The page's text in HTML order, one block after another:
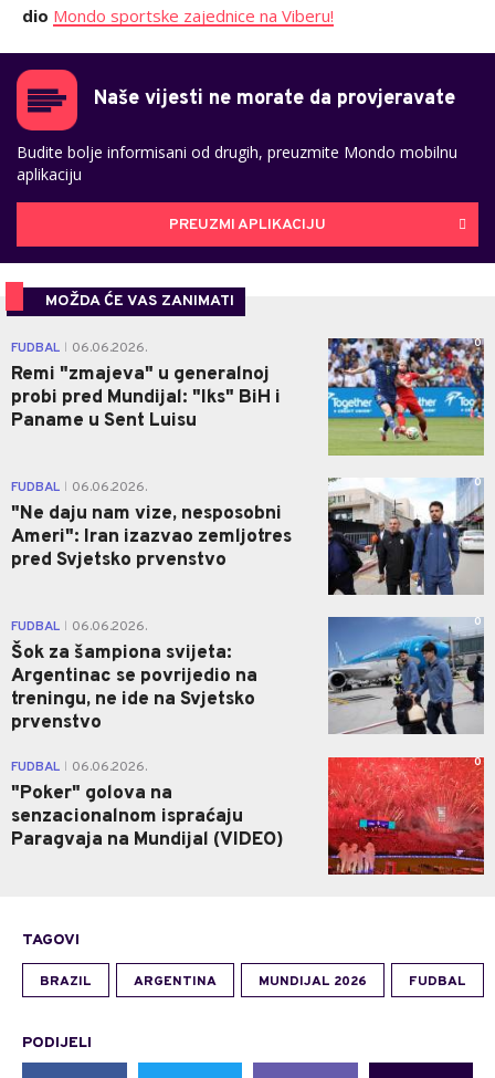
dio Mondo sportske zajednice na Viberu!
Naše vijesti ne morate da provjeravate
Budite bolje informisani od drugih, preuzmite Mondo mobilnu
aplikaciju
PREUZMI APLIKACIJU
MOŽDA ĆE VAS ZANIMATI
FUDBAL 06.06.2026.
Remi "zmajeva" u generalnoj
probi pred Mundijal: "Iks" BiH i
Paname u Sent Luisu
0
FUDBAL 06.06.2026.
"Ne daju nam vize, nesposobni
Ameri": Iran izazvao zemljotres
pred Svjetsko prvenstvo
0
FUDBAL 06.06.2026.
Šok za šampiona svijeta:
Argentinac se povrijedio na
treningu, ne ide na Svjetsko
prvenstvo
0
FUDBAL 06.06.2026.
"Poker" golova na
senzacionalnom ispraćaju
Paragvaja na Mundijal (VIDEO)
0
TAGOVI
BRAZIL ARGENTINA MUNDIJAL 2026 FUDBAL
PODIJELI